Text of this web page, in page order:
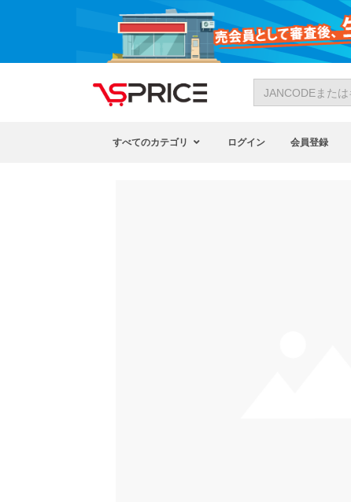
すべてのカテゴリ ログイン 会員登録